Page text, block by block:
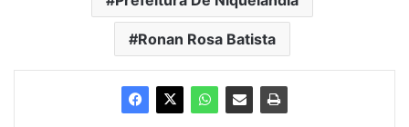
Ronan Rosa Batista